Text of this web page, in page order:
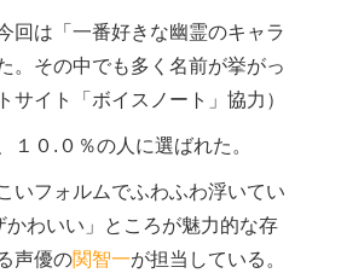
回は「一番好きな幽霊のキャラ
。その中でも多く名前が挙がっ
イト「ボイスノート」協力）
１０.０％の人に選ばれた。
いフォルムでふわふわ浮いてい
かわいい」ところが魅力的な存
声優の関智一が担当している。